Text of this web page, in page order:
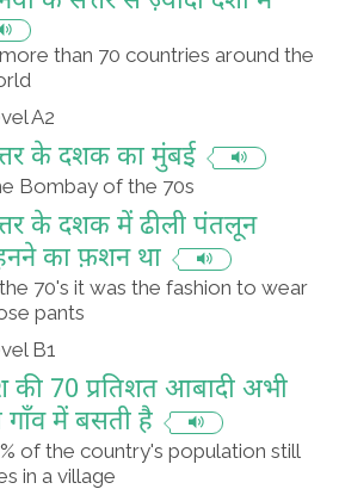
than 70 countries around the
A2
के दशक का मुंबई
Bombay of the 70s
के दशक में ढीली पंतलून
का फ़शन था
70's it was the fashion to wear
pants
B1
की 70 प्रतिशत आबादी अभी
गाँव में बसती है
of the country's population still
in a village